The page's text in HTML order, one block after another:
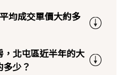
均成交單價大約多
北屯區近半年的大
少？